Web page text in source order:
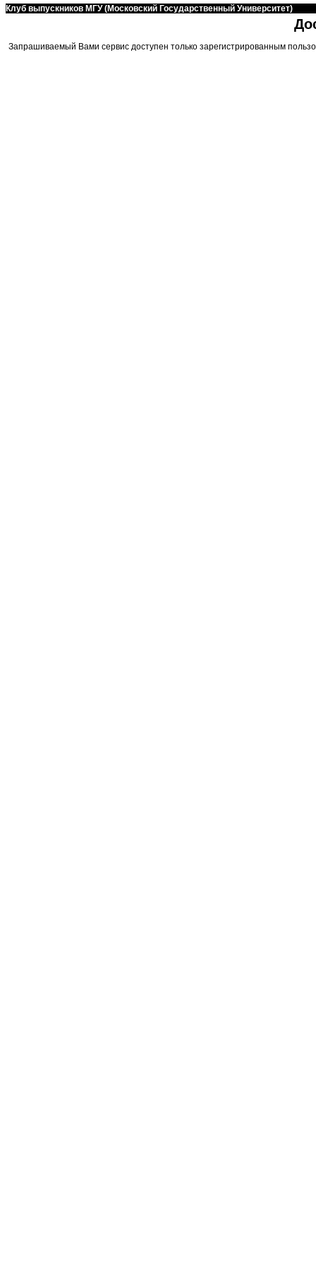
Клуб выпускников МГУ (Московский Государственный Университет)
Запрашиваемый Вами сервис доступен только зарегистрированным